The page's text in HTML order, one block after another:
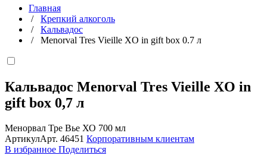
Главная
/ Крепкий алкоголь
/ Кальвадос
/ Menorval Tres Vieille XO in gift box 0.7 л
Кальвадос Menorval Tres Vieille XO in
gift box 0,7 л
Менорвал Тре Вье ХО 700 мл
АртикулАрт. 46451 Корпоративным клиентам
В избранное Поделиться